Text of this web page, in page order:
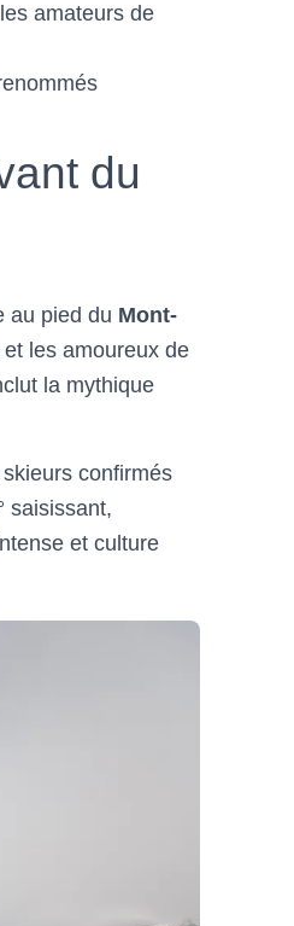
amateurs de
du
au pied du Mont-
les amoureux de
la mythique
confirmés
saisissant,
et culture